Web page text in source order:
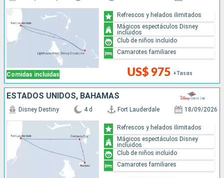
Comidas incluidas US$ 975 +Tasas
Refrescos y helados ilimitados
Mágicos espectáculos Disney
incluidos
Club de niños incluido
Camarotes familiares
ESTADOS UNIDOS, BAHAMAS
Disney Destiny 4 d Fort Lauderdale 18/09/2026
Refrescos y helados ilimitados
Mágicos espectáculos Disney
incluidos
Club de niños incluido
Camarotes familiares